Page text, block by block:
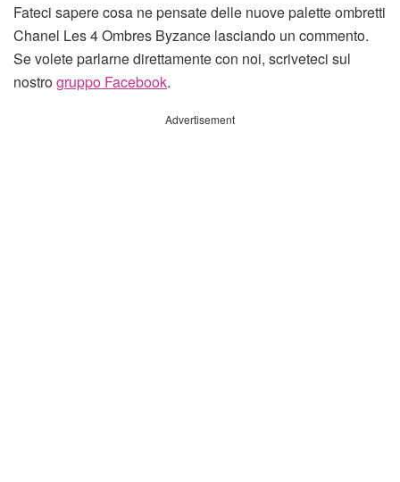
Fateci sapere cosa ne pensate delle nuove palette ombretti
Chanel Les 4 Ombres Byzance lasciando un commento.
Se volete parlarne direttamente con noi, scriveteci sul
nostrogruppo Facebook.
Advertisement